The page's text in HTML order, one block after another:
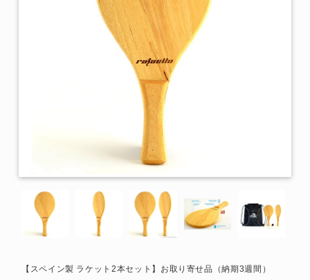
【スペイン製 ラケット2本セット】お取り寄せ品（納期3週間）